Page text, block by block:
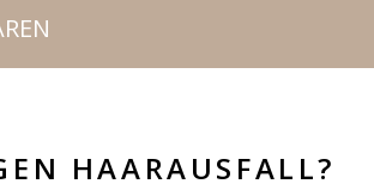
HAARAUSFALL?